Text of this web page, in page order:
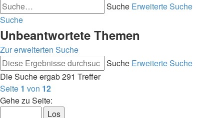
Suche Erweiterte Suche
Suche
Unbeantwortete Themen
Zur erweiterten Suche
Suche Erweiterte Suche
Die Suche ergab 291 Treffer
Seite 1 von 12
Gehe zu Seite: